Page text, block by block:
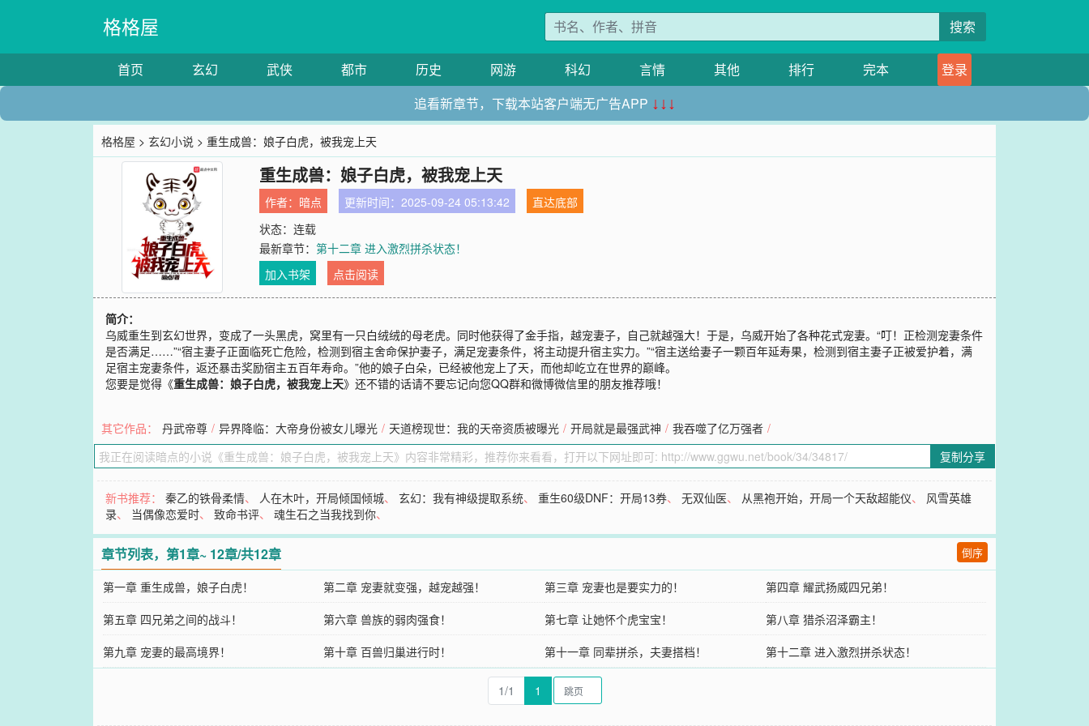
格格屋 搜索
首页 玄幻 武侠 都市 历史 网游 科幻 言情 其他 排行 完本
登录
追看新章节，下载本站客户端无广告APP ↓↓↓
格格屋 >玄幻小说 > 重生成兽：娘子白虎，被我宠上天
重生成兽：娘子白虎，被我宠上天
作者： 暗点 更新时间：2025-09-24 05:13:42
直达底部
状态：连载
最新章节：第十二章 进入激烈拼杀状态！
加入书架
点击阅读
简介：
乌威重生到玄幻世界，变成了一头黑虎，窝里有一只白绒绒的母老虎。同时他获得了金手指，越宠妻子，自己就越强大！于是，乌威开始了各种花式宠妻。“叮！正检测宠妻条件
是否满足……”“宿主妻子正面临死亡危险，检测到宿主舍命保护妻子，满足宠妻条件，将主动提升宿主实力。”“宿主送给妻子一颗百年延寿果，检测到宿主妻子正被爱护着，满
足宿主宠妻条件，返还暴击奖励宿主五百年寿命。”他的娘子白朵，已经被他宠上了天，而他却屹立在世界的巅峰。
您要是觉得《重生成兽：娘子白虎，被我宠上天》还不错的话请不要忘记向您QQ群和微博微信里的朋友推荐哦！
其它作品： 丹武帝尊 / 异界降临：大帝身份被女儿曝光 / 天道榜现世：我的天帝资质被曝光 / 开局就是最强武神 / 我吞噬了亿万强者 /
复制分享
新书推荐：秦乙的铁骨柔情、 人在木叶，开局倾国倾城、玄幻：我有神级提取系统、重生60级DNF：开局13券、无双仙医、 从黑袍开始，开局一个天敌超能仪、 风雪英雄
录、 当偶像恋爱时、致命书评、魂生石之当我找到你、
章节列表，第1章~ 12章/共12章 倒序
第一章 重生成兽，娘子白虎！ 第二章 宠妻就变强，越宠越强！ 第三章 宠妻也是要实力的！
第四章 耀武扬威四兄弟！
第五章 四兄弟之间的战斗！
第六章 兽族的弱肉强食！ 第七章 让她怀个虎宝宝！
第八章 猎杀沼泽霸主！
第九章 宠妻的最高境界！
第十章 百兽归巢进行时！ 第十一章 同辈拼杀，夫妻搭档！ 第十二章 进入激烈拼杀状态！
1/1 1